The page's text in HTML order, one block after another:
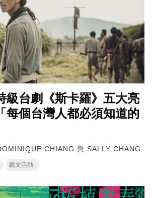
級台劇《斯卡羅》五大亮
每個台灣人都必須知道的
CHIANG 與 SALLY CHANG
藝文活動